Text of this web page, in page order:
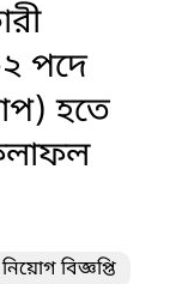
২ পদে
হতে
ফলাফল
বিজ্ঞপ্তি